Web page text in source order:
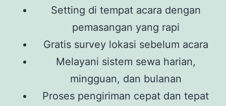
Setting di tempat acara dengan
pemasangan yang rapi
Gratis survey lokasi sebelum acara
Melayani sistem sewa harian,
mingguan, dan bulanan
Proses pengiriman cepat dan tepat